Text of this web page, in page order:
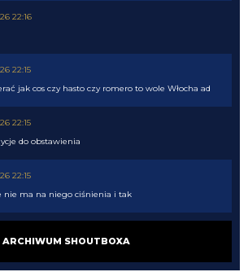
22:16
22:15
jak cos czy hasto czy romero to wole Włocha ad
22:15
do obstawienia
22:15
nie ma na niego ciśnienia i tak
w dupie azalio tego całego od stycznia go ściąga i
ARCHIWUM SHOUTBOXA